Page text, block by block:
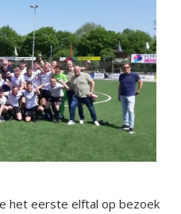
het eerste elftal op bezoek